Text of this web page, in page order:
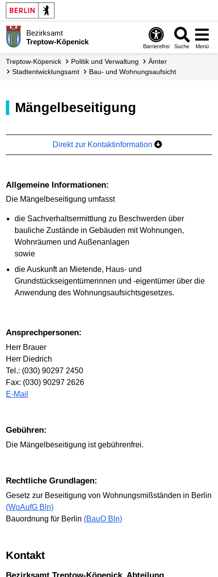
Bezirksamt
Treptow-Köpenick
Barrierefrei Suche Menü
Treptow-Köpenick Politik und Verwaltung
Ämter
Stadt­entwicklungs­amt
Bau- und Wohnungs­aufsicht
Mängelbeseitigung
Direkt zur Kontaktinformation
Allgemeine Informationen:
Die Mängelbeseitigung umfasst
die Sachverhaltsermittlung zu Beschwerden über
bauliche Zustände in Gebäuden mit Wohnungen,
Wohnräumen und Außenanlagen
sowie
die Auskunft an Mietende, Haus- und
Grundstückseigentümerinnen und -eigentümer über die
Anwendung des Wohnungsaufsichtsgesetzes.
Ansprechpersonen:
Herr Brauer
Herr Diedrich
Tel.: (030) 90297 2450
Fax: (030) 90297 2626
E-Mail
Gebühren:
Die Mängelbeseitigung ist gebührenfrei.
Rechtliche Grundlagen:
Gesetz zur Beseitigung von Wohnungsmißständen in Berlin
(WoAufG Bln)
Bauordnung für Berlin (BauO Bln)
Kontakt